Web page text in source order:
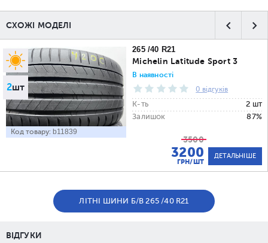
СХОЖІ МОДЕЛІ
2шт
Код товару: b11839
265 /40 R21
Michelin Latitude Sport 3
В наявності
0 відгуків
К-ть
2 шт
Залишок
87%
3500
3200
ГРН/ШТ
ДЕТАЛЬНІШЕ
ЛІТНІ ШИНИ Б/В 265 /40 R21
ВІДГУКИ